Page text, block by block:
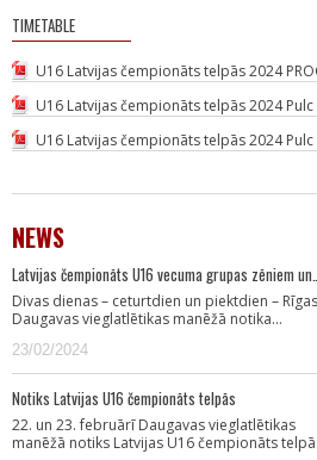
TIMETABLE
U16 Latvijas čempionāts telpās 2024
U16 Latvijas čempionāts telpās 2024
U16 Latvijas čempionāts telpās 2024
NEWS
Latvijas čempionāts U16 vecuma grupas zēniem
Divas dienas – ceturtdien un piektdien – Rīgas
Daugavas vieglatlētikas manēžā notika…
23/02/2024
Notiks Latvijas U16 čempionāts telpās
22. un 23. februārī Daugavas vieglatlētikas
manēžā notiks Latvijas U16 čempionāts